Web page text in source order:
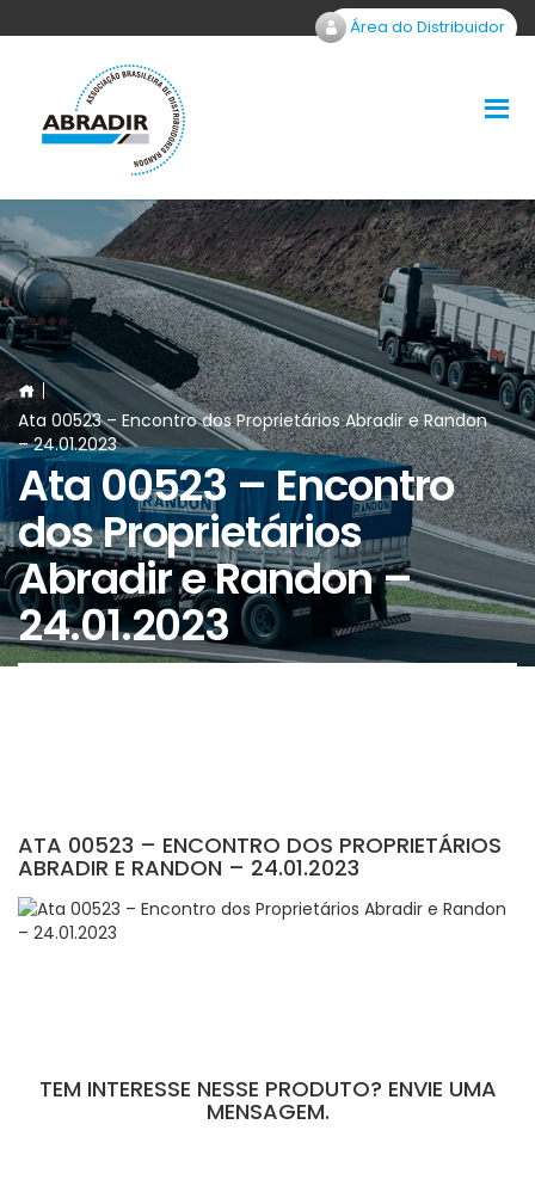
Área do Distribuidor
Ata 00523 – Encontro dos Proprietários Abradir e Randon
– 24.01.2023
Ata 00523 – Encontro
dos Proprietários
Abradir e Randon –
24.01.2023
ATA 00523 – ENCONTRO DOS PROPRIETÁRIOS
ABRADIR E RANDON – 24.01.2023
TEM INTERESSE NESSE PRODUTO? ENVIE UMA
MENSAGEM.